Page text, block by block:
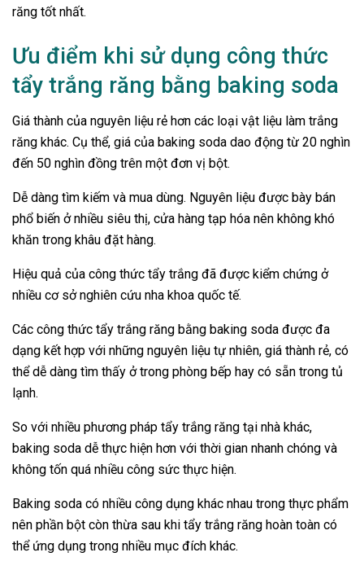
răng tốt nhất.
Ưu điểm khi sử dụng công thức
tẩy trắng răng bằng baking soda
Giá thành của nguyên liệu rẻ hơn các loại vật liệu làm trắng
răng khác. Cụ thể, giá của baking soda dao động từ 20 nghìn
đến 50 nghìn đồng trên một đơn vị bột.
Dễ dàng tìm kiếm và mua dùng. Nguyên liệu được bày bán
phổ biến ở nhiều siêu thị, cửa hàng tạp hóa nên không khó
khăn trong khâu đặt hàng.
Hiệu quả của công thức tẩy trắng đã được kiểm chứng ở
nhiều cơ sở nghiên cứu nha khoa quốc tế.
Các công thức tẩy trắng răng bằng baking soda được đa
dạng kết hợp với những nguyên liệu tự nhiên, giá thành rẻ, có
thể dễ dàng tìm thấy ở trong phòng bếp hay có sẵn trong tủ
lạnh.
So với nhiều phương pháp tẩy trắng răng tại nhà khác,
baking soda dễ thực hiện hơn với thời gian nhanh chóng và
không tốn quá nhiều công sức thực hiện.
Baking soda có nhiều công dụng khác nhau trong thực phẩm
nên phần bột còn thừa sau khi tẩy trắng răng hoàn toàn có
thể ứng dụng trong nhiều mục đích khác.